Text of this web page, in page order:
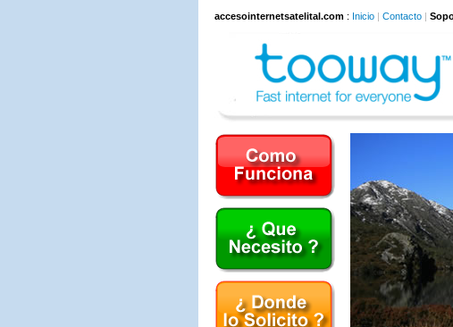
accesointernetsatelital.com : Inicio | Contacto |